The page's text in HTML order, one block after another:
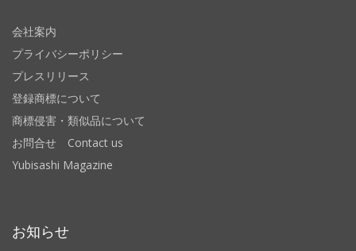
会社案内
プライバシーポリシー
プレスリリース
登録商標について
商標侵害・類似品について
お問合せ Contact us
Yubisashi Magazine
お知らせ